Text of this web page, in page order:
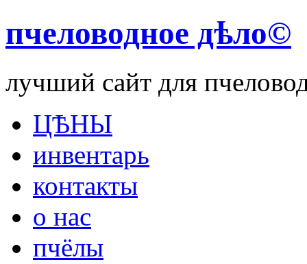
пчеловодное дѣло©
лучший сайт для
ЦѢНЫ
инвентарь
контакты
о нас
пчёлы